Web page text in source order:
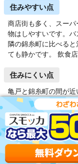
住みやすい点
商店街も多く、スー
物はしやすいです。バ
隣の錦糸町に比べる
ても静かです。 飲食
住みにくい点
亀戸と錦糸町の間が
いなと思います。 飲
ころが多い気がするの
えると便利かなと思い